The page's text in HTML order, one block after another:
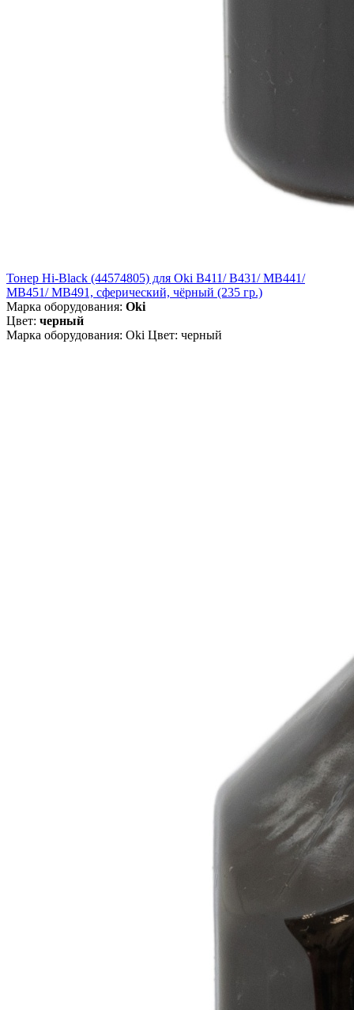
Тонер Hi-Black (44574805) для Oki B411/ B431/ MB441/
MB451/ MB491, сферический, чёрный (235 гр.)
Марка оборудования: Oki
Цвет: черный
Марка оборудования: Oki Цвет: черный